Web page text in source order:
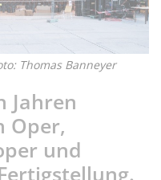
Thomas Banneyer
Jahren
Oper,
und